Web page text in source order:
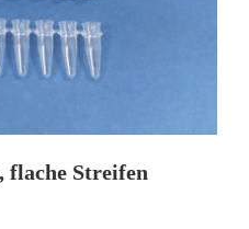
flache Streifen